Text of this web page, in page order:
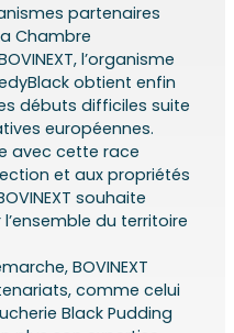
partenaires
Chambre
l’organisme
obtient enfin
débuts difficiles suite
européennes.
avec cette race
et aux propriétés
souhaite
du territoire
BOVINEXT
comme celui
Black Pudding